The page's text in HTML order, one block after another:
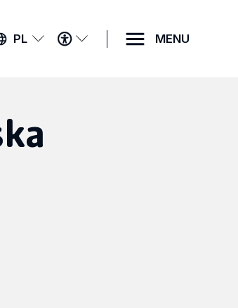
PL
MENU
DOSTĘPNOŚCI
MENU